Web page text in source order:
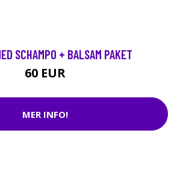
SCHAMPO + BALSAM PAKET
60 EUR
MER INFO!